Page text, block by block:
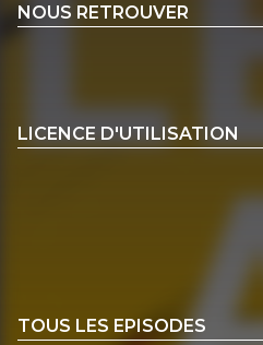
NOUS RETROUVER
LICENCE D'UTILISATION
TOUS LES EPISODES